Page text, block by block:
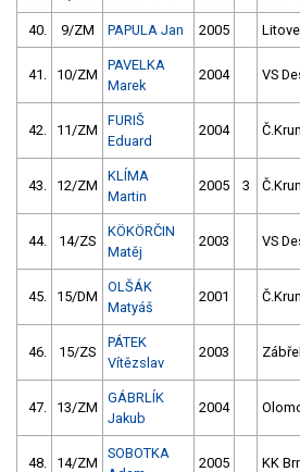
40. 9/ZM PAPULA Jan 2005 Litovel
41. 10/ZM
PAVELKA
Marek
2004 VS
42. 11/ZM
FURIŠ
Eduard
2004
43. 12/ZM
KLÍMA
Martin
2005 3
44. 14/ZS
KÖKÖRČIN
Matěj
2003 VS
45. 15/DM
OLŠÁK
Matyáš
2001
46. 15/ZS
PÁTEK
Vítězslav
2003
47. 13/ZM
GÁBRLÍK
Jakub
2004
48. 14/ZM
SOBOTKA
2005 KK